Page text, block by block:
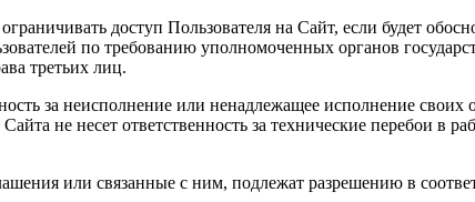
доступ Пользователя на Сайт, если будет
по требованию уполномоченных органов
третьих лиц.
за неисполнение или ненадлежащее исполнение
не несет ответственность за технические перебои в
или связанные с ним, подлежат разрешению в